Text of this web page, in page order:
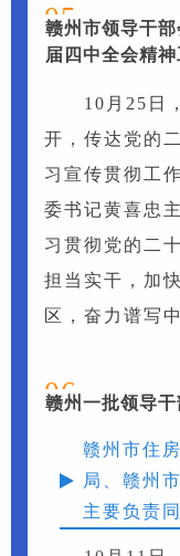
05
赣州市领导干
届四中全会精神
10月25日
开，传达党的
习宣传贯彻工
委书记黄喜忠
习贯彻党的二
担当实干，加
区，奋力谱写
06
赣州一批领导干
赣州市住
局、赣州
主要负责